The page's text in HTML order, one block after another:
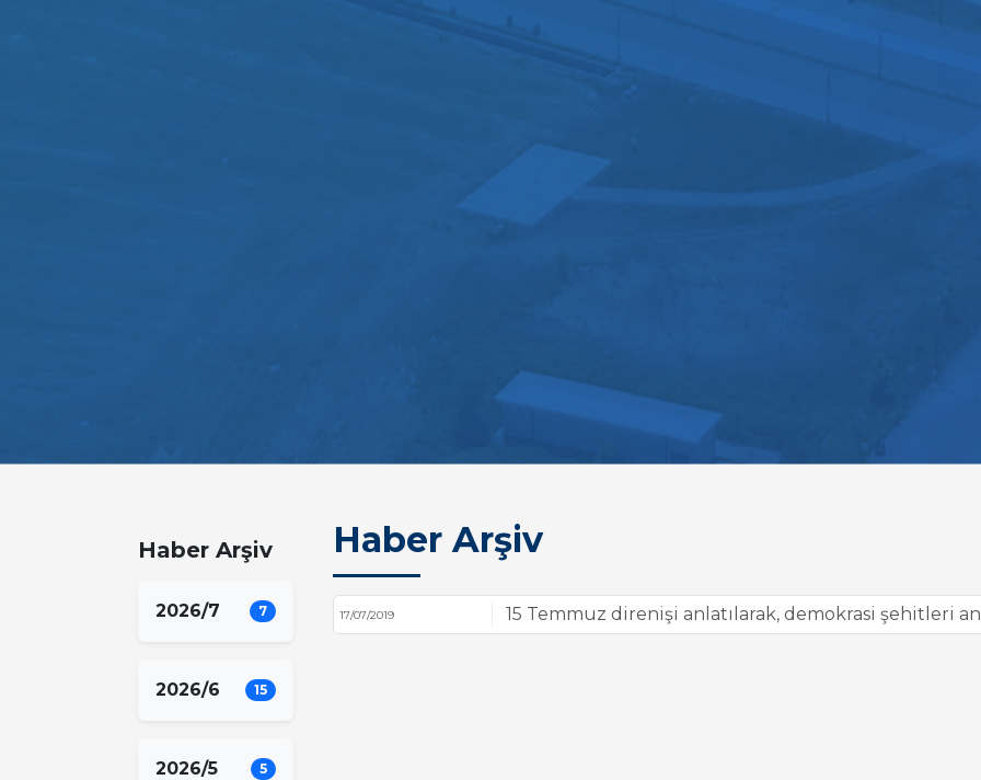
Haber Arşiv
2026/7 7
2026/6 15
2026/5 5
Haber Arşiv
17/07/2019 15 Temmuz direnişi anlatılarak, demokrasi şehitleri